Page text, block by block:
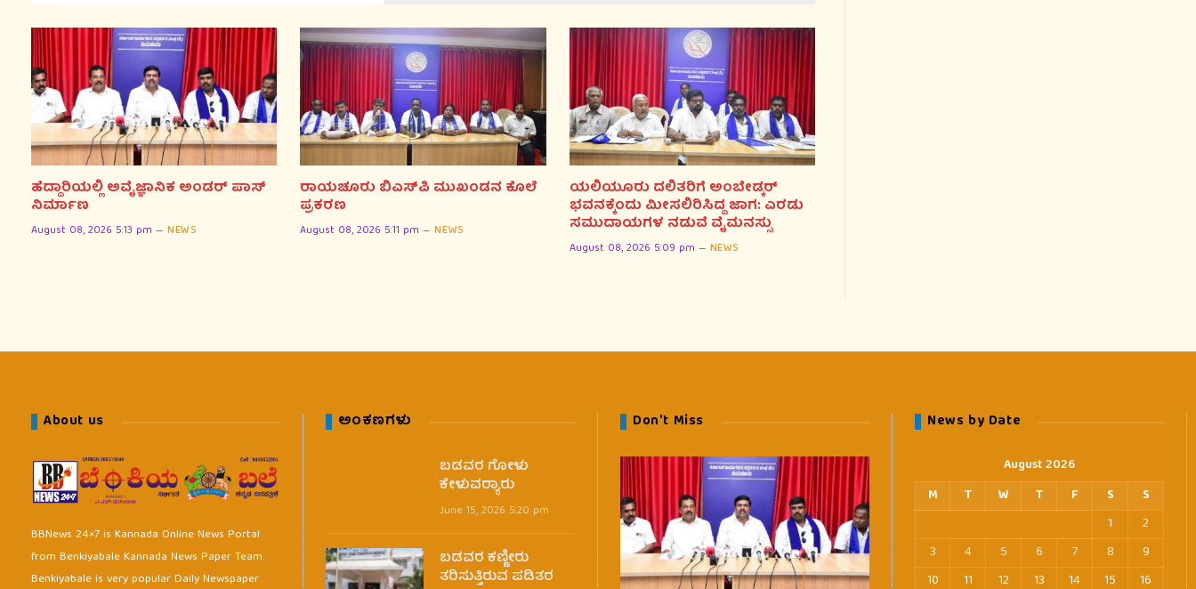
ಹೆದ್ದಾರಿಯಲ್ಲಿ ಅವೈಜ್ಞಾನಿಕ ಅಂಡರ್ ಪಾಸ್
ನಿರ್ಮಾಣ
August 08, 2026 5:13 pm NEWS
ರಾಯಚೂರು ಬಿಎಸ್‌ಪಿ ಮುಖಂಡನ ಕೊಲೆ
ಪ್ರಕರಣ
August 08, 2026 5:11 pm NEWS
ಯಲಿಯೂರು ದಲಿತರಿಗೆ ಅಂಬೇಡ್ಕರ್
ಭವನಕ್ಕೆಂದು ಮೀಸಲಿರಿಸಿದ್ದ ಜಾಗ: ಎರಡು
ಸಮುದಾಯಗಳ ನಡುವೆ ವೈಮನಸ್ಸು
August 08, 2026 5:09 pm NEWS
About us
BBNews 24×7 is Kannada Online News Portal
from Benkiyabale Kannada News Paper Team.
Benkiyabale is very popular Daily Newspaper
ಅಂಕಣಗಳು
ಬಡವರ ಗೋಳು
ಕೇಳುವರ‍್ಯಾರು
June 15, 2026 5:20 pm
ಬಡವರ ಕಣ್ಣೀರು
ತರಿಸುತ್ತಿರುವ ಪಡಿತರ
Don't Miss News by Date
August 2026
M
T W T F S
S
1
2
3
4 5 6 7 8
9
10
11 12 13 14 15 16